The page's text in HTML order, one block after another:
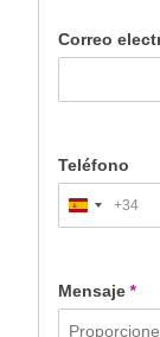
Correo
Teléfono
Spain
+34
+34
Mensaje*